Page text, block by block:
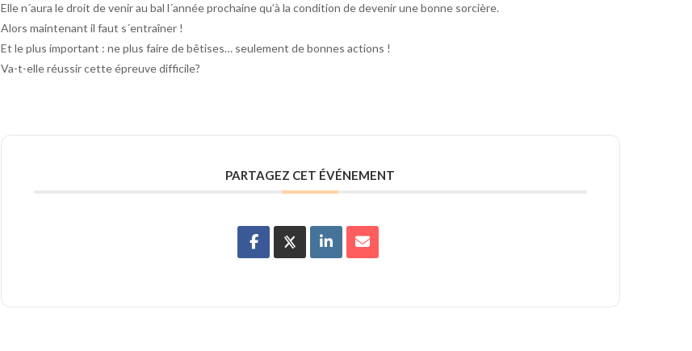
Elle n´aura le droit de venir au bal l´année prochaine qu’à la condition de devenir une bonne sorcière.
Alors maintenant il faut s´entraîner !
Et le plus important : ne plus faire de bêtises… seulement de bonnes actions !
Va-t-elle réussir cette épreuve difficile?
PARTAGEZ CET ÉVÉNEMENT